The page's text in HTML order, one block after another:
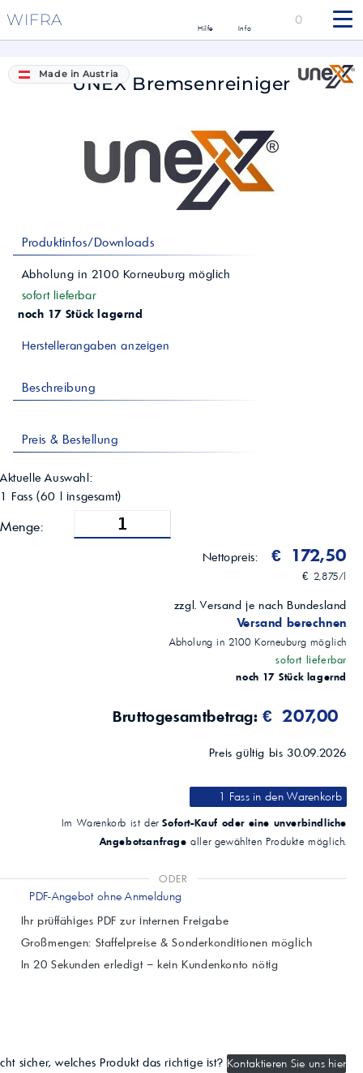
WIFRA Hilfe Info
0
UNEX Bremsenreiniger
Made in Austria
Produktinfos/Downloads
Abholung in 2100 Korneuburg möglich
sofort lieferbar
noch 17 Stück lagernd
Herstellerangaben anzeigen
Beschreibung
Preis & Bestellung
Aktuelle Auswahl:
1 Fass (60 l insgesamt)
Menge:
Nettopreis: € 172,50
€ 2,875/l
zzgl. Versand je nach Bundesland
Versand berechnen
Abholung in2100 Korneuburg möglich
sofort lieferbar
noch 17 Stück lagernd
Bruttogesamtbetrag:€ 207,00
Preis gültig bis 30.09.2026
1 Fassin den Warenkorb
Im Warenkorb ist derSofort-Kauf oder eine unverbindliche
Angebotsanfrage aller gewählten Produkte möglich.
ODER
PDF-Angebot ohne Anmeldung
Ihr prüffähiges PDF zur internen Freigabe
Großmengen: Staffelpreise & Sonderkonditionen möglich
In 20 Sekunden erledigt – kein Kundenkonto nötig
sicher, welches Produkt das richtige ist? Kontaktieren Sie uns hier